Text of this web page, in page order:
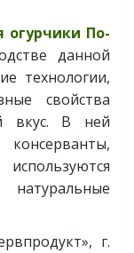
огурчики По-
данной
технологии,
свойства
вкус. В ней
г.